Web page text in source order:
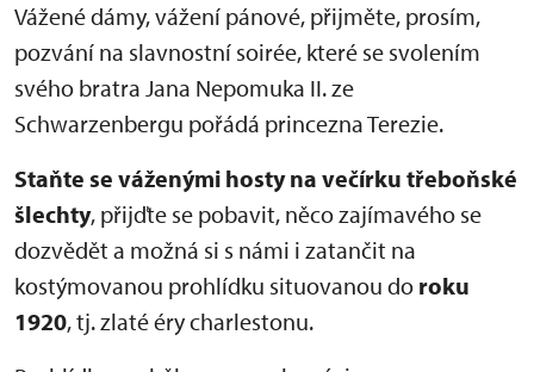
Vážené dámy, vážení pánové, přijměte, prosím,
pozvání na slavnostní soirée, které se svolením
svého bratra Jana Nepomuka II. ze
Schwarzenbergu pořádá princezna Terezie.
Staňte se váženými hosty na večírku třeboňské
šlechty, přijďte se pobavit, něco zajímavého se
dozvědět a možná si s námi i zatančit na
kostýmovanou prohlídku situovanou do roku
1920, tj. zlaté éry charlestonu.